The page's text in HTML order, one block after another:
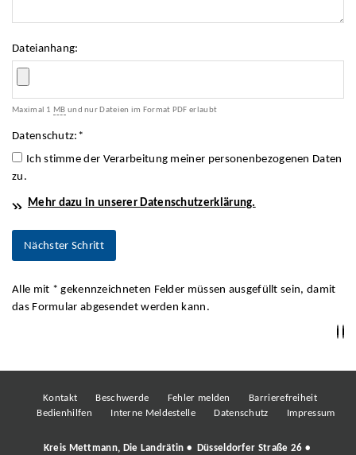
Dateianhang:
Maximal 1 MB und nur Dateien im Format PDF erlaubt
Datenschutz: *
Ich stimme der Verarbeitung meiner personenbezogenen Daten
zu.
Mehr dazu in unserer Datenschutzerklärung.
Alle mit * gekennzeichneten Felder müssen ausgefüllt sein, damit
das Formular abgesendet werden kann.
Kontakt Beschwerde Fehler melden
Barrierefreiheit
Bedienhilfen
Interne Meldestelle Datenschutz Impressum
Kreis Mettmann, Die Landrätin • Düsseldorfer Straße 26 •